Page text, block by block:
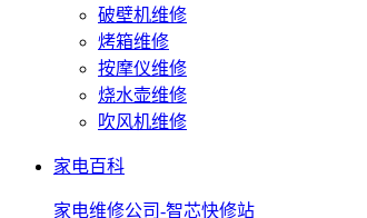
破壁机维修
烤箱维修
按摩仪维修
烧水壶维修
吹风机维修
家电百科
家电维修公司-智芯快修站